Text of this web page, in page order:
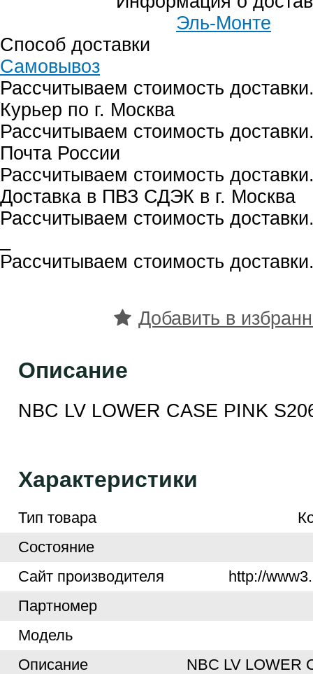
Эль-Монте
Способ доставки
Самовывоз
Рассчитываем стоимость
Курьер по г. Москва
Рассчитываем стоимость
Почта России
Рассчитываем стоимость
Доставка в ПВЗ СДЭК в г. Москва
Рассчитываем стоимость
Рассчитываем стоимость
Добавить в
Описание
NBC LV LOWER CASE PINK
Характеристики
Тип товара
Cостояние
Cайт производителя
http://
Партномер
Модель
Описание
NBC LV LOWER